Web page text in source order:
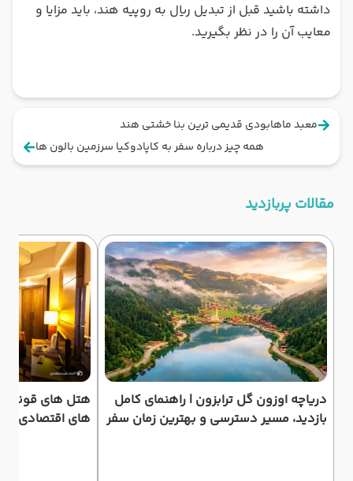
داشته باشید قبل از تبدیل ریال به روپیه هند، باید مزایا و
معایب آن را در نظر بگیرید.
معبد ماهابودی قدیمی ترین بنا خشتی هند
همه چیز درباره سفر به کاپادوکیا سرزمین بالون ها
مقالات پربازدید
دریاچه اوزون گل ترابزون | راهنمای کامل
بازدید، مسیر دسترسی و بهترین زمان سفر
هتل های قونیه
های اقتصادی و